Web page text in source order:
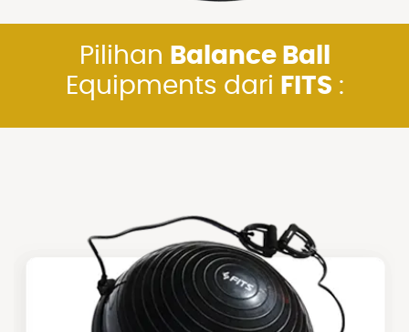
Pilihan Balance Ball
Equipments dari FITS :